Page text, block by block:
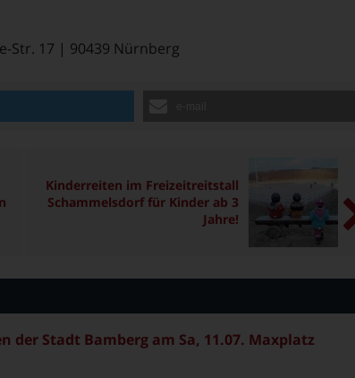
Str. 17 | 90439 Nürnberg
Kinderreiten im Freizeitreitstall
Schammelsdorf für Kinder ab 3
Jahre!
der Stadt Bamberg am Sa, 11.07. Maxplatz